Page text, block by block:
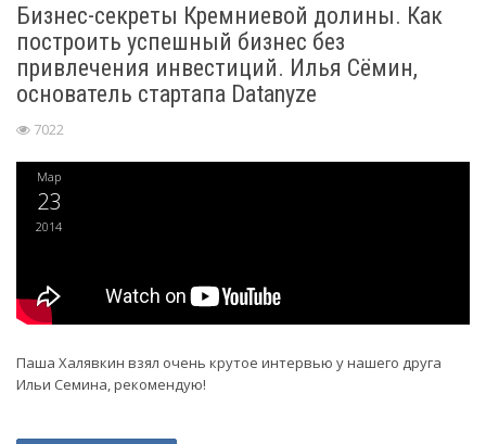
Бизнес-секреты Кремниевой долины. Как
построить успешный бизнес без
привлечения инвестиций. Илья Сёмин,
основатель стартапа Datanyze
7022
Мар
23
2014
Паша Халявкин взял очень крутое интервью у нашего друга
Ильи Семина, рекомендую!